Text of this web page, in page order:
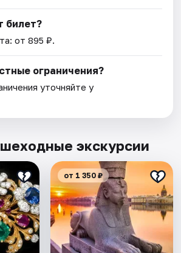
билет?
от 895 ₽.
ограничения?
уточняйте у
экскурсии
от 1 350 ₽